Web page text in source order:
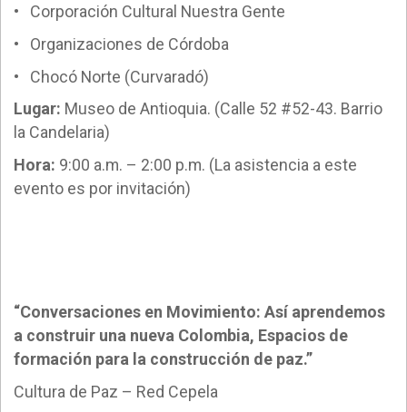
• Corporación Cultural Nuestra Gente
• Organizaciones de Córdoba
• Chocó Norte (Curvaradó)
Lugar: Museo de Antioquia. (Calle 52 #52-43. Barrio
la Candelaria)
Hora: 9:00 a.m. – 2:00 p.m. (La asistencia a este
evento es por invitación)
“Conversaciones en Movimiento: Así aprendemos
a construir una nueva Colombia, Espacios de
formación para la construcción de paz.”
Cultura de Paz – Red Cepela